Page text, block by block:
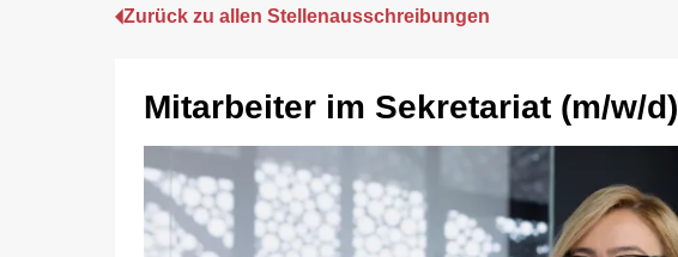
Zurück zu allen Stellenausschreibungen
Mitarbeiter im Sekretariat (m/w/d)